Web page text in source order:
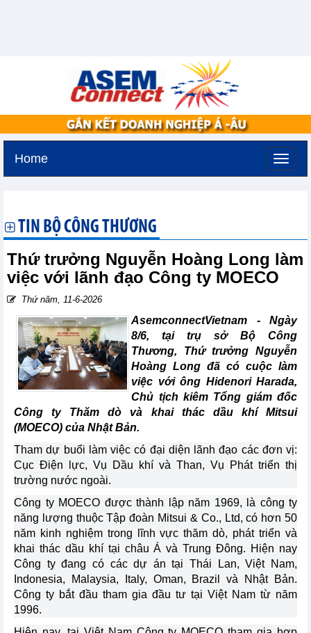
Home
TIN BỘ CÔNG THƯƠNG
Thứ trưởng Nguyễn Hoàng Long làm
việc với lãnh đạo Công ty MOECO
Thứ năm, 11-6-2026
AsemconnectVietnam - Ngày
8/6, tại trụ sở Bộ Công
Thương, Thứ trưởng Nguyễn
Hoàng Long đã có cuộc làm
việc với ông Hidenori Harada,
Chủ tịch kiêm Tổng giám đốc
Công ty Thăm dò và khai thác dầu khí Mitsui
(MOECO) của Nhật Bản.
Tham dự buổi làm việc có đại diện lãnh đạo các đơn vị:
Cục Điện lực, Vụ Dầu khí và Than, Vụ Phát triển thị
trường nước ngoài.
Công ty MOECO được thành lập năm 1969, là công ty
năng lượng thuộc Tập đoàn Mitsui & Co., Ltd, có hơn 50
năm kinh nghiệm trong lĩnh vực thăm dò, phát triển và
khai thác dầu khí tại châu Á và Trung Đông. Hiện nay
Công ty đang có các dự án tại Thái Lan, Việt Nam,
Indonesia, Malaysia, Italy, Oman, Brazil và Nhật Bản.
Công ty bắt đầu tham gia đầu tư tại Việt Nam từ năm
1996.